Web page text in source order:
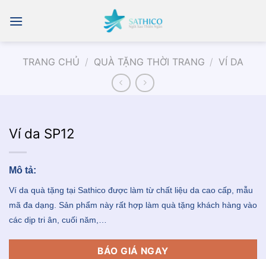
đến
TRANG CHỦ / QUÀ TẶNG THỜI TRANG / VÍ DA
Ví da SP12
Mô tả:
Ví da quà tặng tại Sathico được làm từ chất liệu da cao cấp, mẫu
mã đa dạng. Sản phẩm này rất hợp làm quà tặng khách hàng vào
các dịp tri ân, cuối năm,…
BÁO GIÁ NGAY